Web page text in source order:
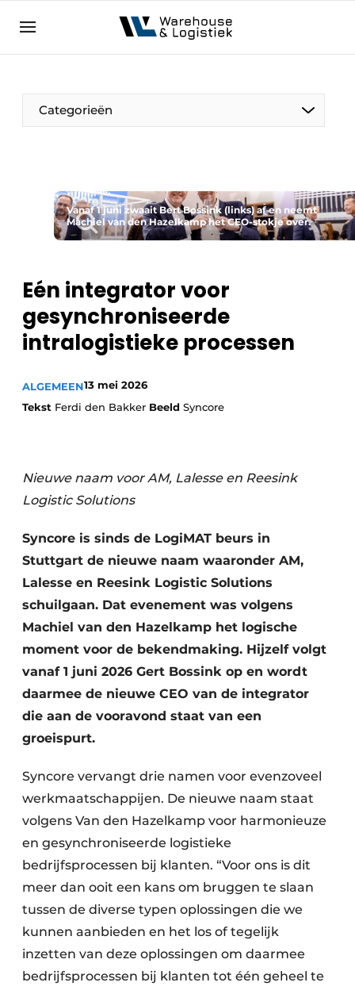
NL EN
Categorieën
Vanaf 1 juni zwaait Bert Bossink (links) af en neemt
Machiel van den Hazelkamp het CEO-stokje over.
Eén integrator voor
gesynchroniseerde
intralogistieke processen
ALGEMEEN13 mei 2026
Tekst Ferdi den Bakker Beeld Syncore
Nieuwe naam voor AM, Lalesse en Reesink
Logistic Solutions
Syncore is sinds de LogiMAT beurs in
Stuttgart de nieuwe naam waaronder AM,
Lalesse en Reesink Logistic Solutions
schuilgaan. Dat evenement was volgens
Machiel van den Hazelkamp het logische
moment voor de bekendmaking. Hijzelf volgt
vanaf 1 juni 2026 Gert Bossink op en wordt
daarmee de nieuwe CEO van de integrator
die aan de vooravond staat van een
groeispurt.
Syncore vervangt drie namen voor evenzoveel
werkmaatschappijen. De nieuwe naam staat
volgens Van den Hazelkamp voor harmonieuze
en gesynchroniseerde logistieke
bedrijfsprocessen bij klanten. “Voor ons is dit
meer dan ooit een kans om bruggen te slaan
tussen de diverse typen oplossingen die we
kunnen aanbieden en het los of tegelijk
inzetten van deze oplossingen om daarmee
bedrijfsprocessen bij klanten tot één geheel te